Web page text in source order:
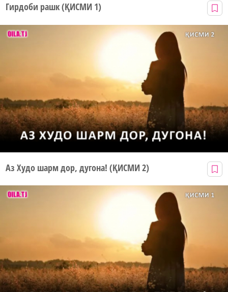
Гирдоби рашк (ҚИСМИ 1)
Аз Худо шарм дор, дугона! (ҚИСМИ 2)